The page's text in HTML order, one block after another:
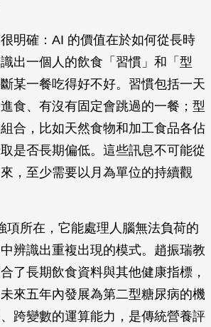
明確：AI 的價值在於如何從長時
出一個人的飲食「習慣」和「型
某一餐吃得好不好。習慣包括一天
食、有沒有固定會跳過的一餐；型
合，比如天然食物和加工食品各佔
是否長期偏低。這些訊息不可能從
，至少需要以月為單位的持續觀
項所在，它能處理人腦無法負荷的
辨識出重複出現的模式。趙振瑞教
了長期飲食資料與其他健康指標，
來五年內發展為第二型糖尿病的機
跨變數的運算能力，是傳統營養評